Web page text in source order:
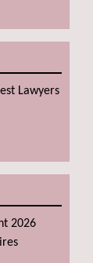
Lawyers
2026